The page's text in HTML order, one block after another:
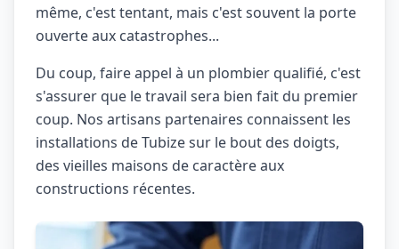
même, c'est tentant, mais c'est souvent la porte
ouverte aux catastrophes...
Du coup, faire appel à un plombier qualifié, c'est
s'assurer que le travail sera bien fait du premier
coup. Nos artisans partenaires connaissent les
installations de Tubize sur le bout des doigts,
des vieilles maisons de caractère aux
constructions récentes.